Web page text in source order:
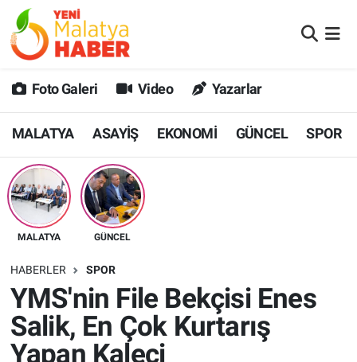
Foto Galeri Video Yazarlar
MALATYA ASAYİŞ EKONOMİ GÜNCEL SPOR
MALATYA GÜNCEL
HABERLER SPOR
YMS'nin File Bekçisi Enes
Salik, En Çok Kurtarış
Yapan Kaleci
MALATYA
GÜNCEL
SPOR
SAĞLIK
DİĞER
EKONOMİ
Malatya Nöbetçi Eczaneler
MALATYA Namaz Vakitleri
Malatya Trafik Yoğunluk Haritası
Süper Lig Puan Durumu ve Fikstür
Tüm Manşetler
Son Dakika Haberleri
Haber Arşivi